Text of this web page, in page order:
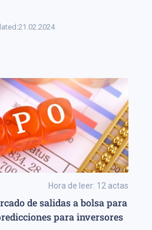
21.02.2024
Hora de leer: 12 actas
de salidas a bolsa para
para inversores